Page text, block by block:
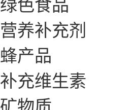
营养补充剂
蜂产品
补充维生素